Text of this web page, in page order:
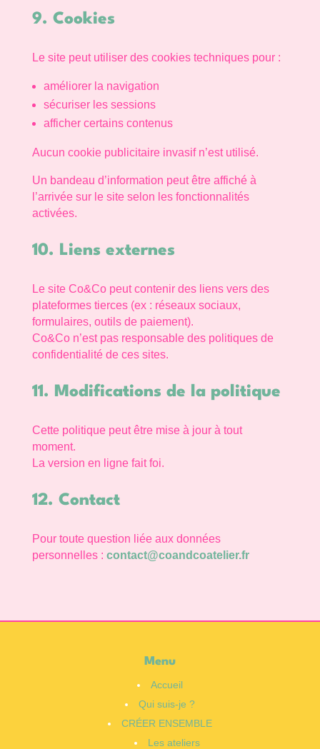
9. Cookies
Le site peut utiliser des cookies techniques pour :
améliorer la navigation
sécuriser les sessions
afficher certains contenus
Aucun cookie publicitaire invasif n’est utilisé.
Un bandeau d’information peut être affiché à
l’arrivée sur le site selon les fonctionnalités
activées.
10. Liens externes
Le site Co&Co peut contenir des liens vers des
plateformes tierces (ex : réseaux sociaux,
formulaires, outils de paiement).
Co&Co n’est pas responsable des politiques de
confidentialité de ces sites.
11. Modifications de la politique
Cette politique peut être mise à jour à tout
moment.
La version en ligne fait foi.
12. Contact
Pour toute question liée aux données
personnelles : contact@coandcoatelier.fr
Menu
Accueil
Qui suis-je ?
CRÉER ENSEMBLE
Les ateliers